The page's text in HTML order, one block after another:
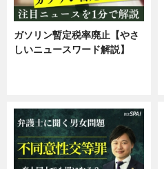
ガソリン暫定税率廃止【やさ
しいニュースワード解説】